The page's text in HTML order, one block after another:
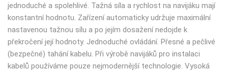
jednoduché a spolehlivé. Tažná síla a rychlost na navijáku mají
konstantní hodnotu. Zařízení automaticky udržuje maximální
nastavenou tažnou sílu a po jejím dosažení nedojde k
překročení její hodnoty. Jednoduché ovládání. Přesné a pečlivé
(bezpečné) tahání kabelu. Při výrobě navijáků pro instalaci
kabelů používáme pouze nejmodernější technologie. Vysoká